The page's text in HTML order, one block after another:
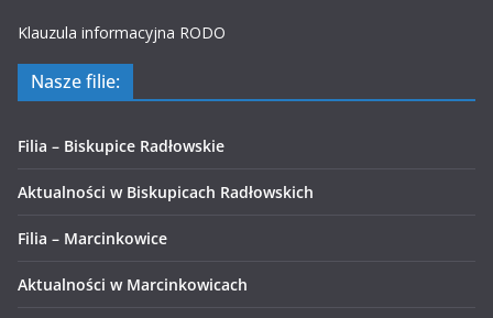
Klauzula informacyjna RODO
Nasze filie:
Filia – Biskupice Radłowskie
Aktualności w Biskupicach Radłowskich
Filia – Marcinkowice
Aktualności w Marcinkowicach